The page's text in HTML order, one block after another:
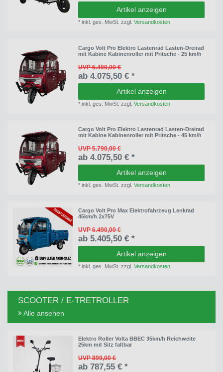
Artikel anzeigen
*inkl. ges. MwSt. zzgl.Versandkosten
Cargo Volt Pro Elektro Lastenrad Lasten-Dreirad
mit Kabine Kabinenroller mit Pritsche - 25 km/h
UVP 5.490,00 €
ab 4.075,50 € *
Artikel anzeigen
*inkl. ges. MwSt. zzgl.Versandkosten
Cargo Volt Pro Elektro Lastenrad Lasten-Dreirad
mit Kabine Kabinenroller mit Pritsche - 45 km/h
UVP 5.790,00 €
ab 4.075,50 € *
Artikel anzeigen
*inkl. ges. MwSt. zzgl.Versandkosten
Cargo Volt Pro Max Elektrofahrzeug Lenkrad
45km/h 2x75V
UVP 6.490,00 €
ab 5.405,50 € *
Artikel anzeigen
*inkl. ges. MwSt. zzgl.Versandkosten
SCOOTER / E-TRETROLLER
Alle ansehen
Elektro Roller Volta BBEC 35km/h Reichweite
25km mit Sitz faltbar
UVP 899,00 €
ab 787,55 € *